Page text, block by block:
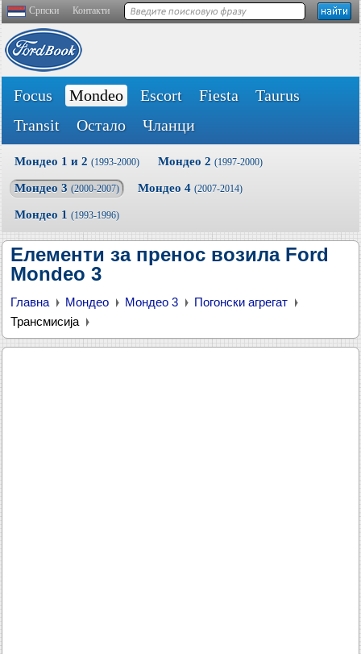
Српски Контакти
Focus Mondeo Escort Fiesta
Taurus
Transit
Остало Чланци
Мондео 1 и 2 (1993-2000) Мондео 2 (1997-2000)
Мондео 3 (2000-2007) Мондео 4 (2007-2014)
Мондео 1 (1993-1996)
Елементи за пренос возила Ford
Mondeo 3
Главна Мондео Мондео 3
Погонски агрегат
Трансмисија